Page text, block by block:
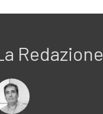
Redazione